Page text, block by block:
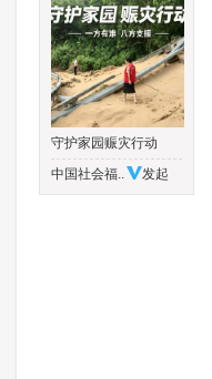
守护家园赈灾行动
中国社会福..
发起